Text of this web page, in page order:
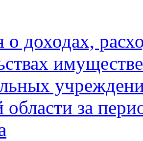
о доходах,
области за